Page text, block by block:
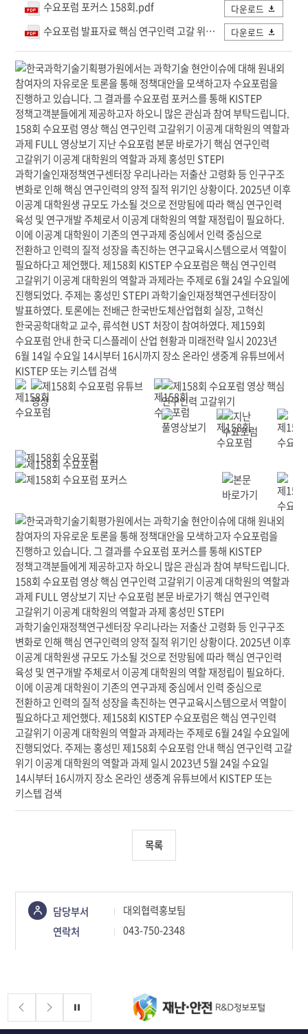
수요포럼 포커스 158회.pdf 다운로드
수요포럼 발표자료 핵심 연구인력 고갈 위기 이공계 대학원의 역할과 과제.pdf 다운로드
목록
콘텐츠
정보책임자
담당부서
대외협력홍보팀
연락처
043-750-2348
배너존